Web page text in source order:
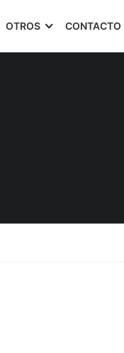
OTROS CONTACTO